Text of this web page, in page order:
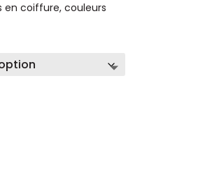
en coiffure, couleurs